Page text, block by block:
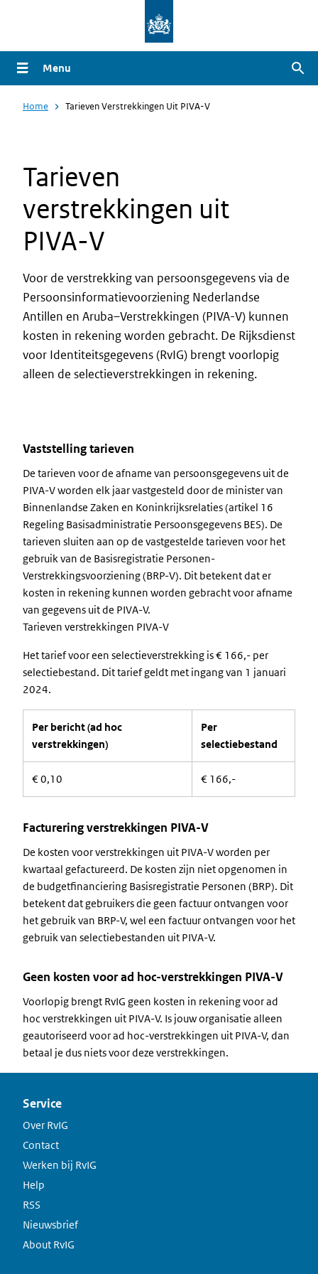
naar
de
gaan
Menu
Home Tarieven Verstrekkingen Uit PIVA-V
Tarieven
verstrekkingen uit
PIVA-V
Voor de verstrekking van persoonsgegevens via de
Persoonsinformatievoorziening Nederlandse
Antillen en Aruba–Verstrekkingen (PIVA-V) kunnen
kosten in rekening worden gebracht. De Rijksdienst
voor Identiteitsgegevens (RvIG) brengt voorlopig
alleen de selectieverstrekkingen in rekening.
Vaststelling tarieven
De tarieven voor de afname van persoonsgegevens uit de
PIVA-V worden elk jaar vastgesteld door de minister van
Binnenlandse Zaken en Koninkrijksrelaties (artikel 16
Regeling Basisadministratie Persoonsgegevens BES). De
tarieven sluiten aan op de vastgestelde tarieven voor het
gebruik van de Basisregistratie Personen-
Verstrekkingsvoorziening (BRP-V). Dit betekent dat er
kosten in rekening kunnen worden gebracht voor afname
van gegevens uit de PIVA-V.
Tarieven verstrekkingen PIVA-V
Het tarief voor een selectieverstrekking is € 166,- per
selectiebestand. Dit tarief geldt met ingang van 1 januari
2024.
Per bericht (ad hoc
verstrekkingen)
Per
selectiebestand
€ 0,10 € 166,-
Facturering verstrekkingen PIVA-V
De kosten voor verstrekkingen uit PIVA-V worden per
kwartaal gefactureerd. De kosten zijn niet opgenomen in
de budgetfinanciering Basisregistratie Personen (BRP). Dit
betekent dat gebruikers die geen factuur ontvangen voor
het gebruik van BRP-V, wel een factuur ontvangen voor het
gebruik van selectiebestanden uit PIVA-V.
Geen kosten voor ad hoc-verstrekkingen PIVA-V
Voorlopig brengt RvIG geen kosten in rekening voor ad
hoc verstrekkingen uit PIVA-V. Is jouw organisatie alleen
geautoriseerd voor ad hoc-verstrekkingen uit PIVA-V, dan
betaal je dus niets voor deze verstrekkingen.
Service
Over RvIG
Contact
Werken bij RvIG
Help
RSS
Nieuwsbrief
About RvIG